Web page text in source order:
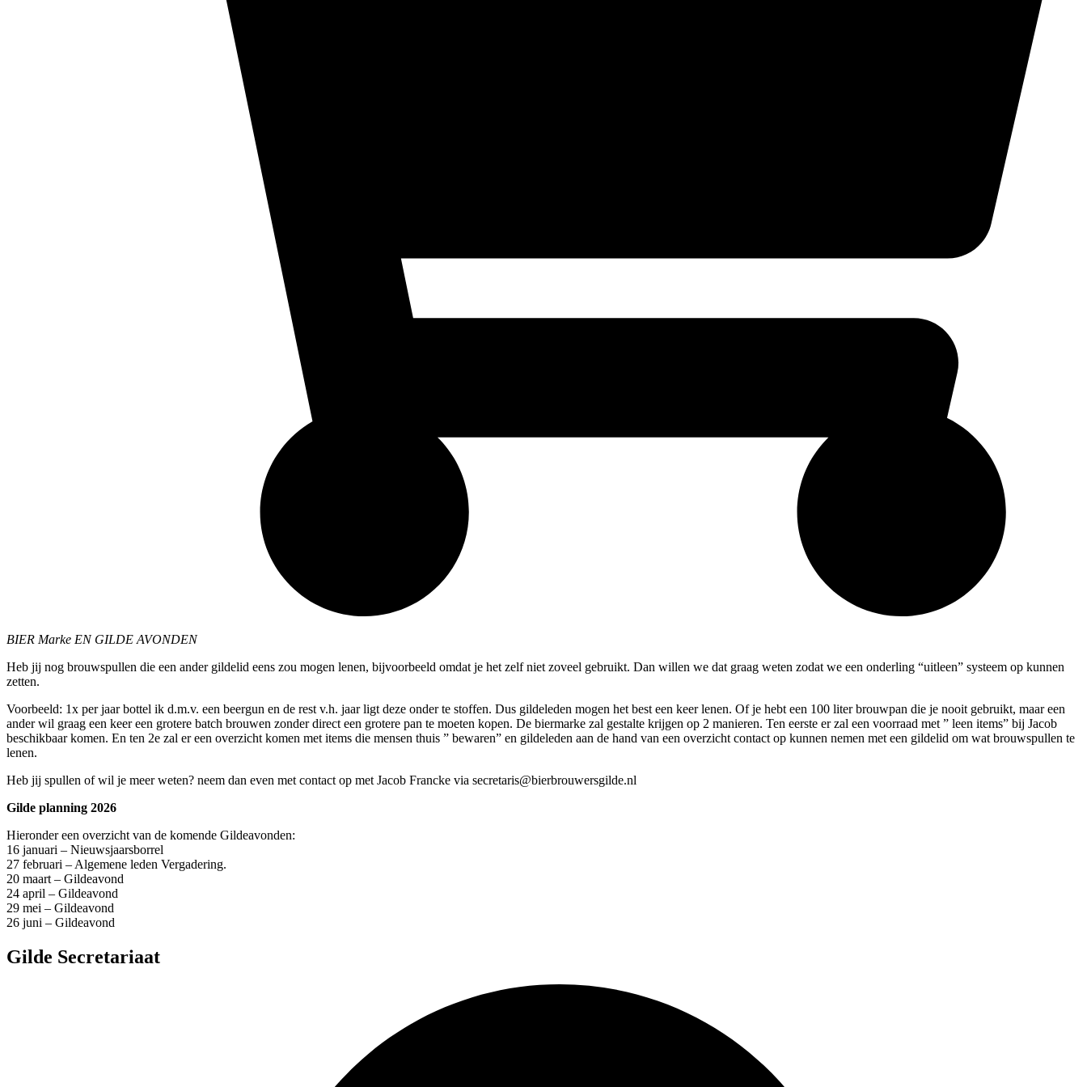
BIER Marke EN GILDE AVONDEN
Heb jij nog brouwspullen die een ander gildelid eens zou mogen lenen, bijvoorbeeld omdat je het zelf niet zoveel gebruikt. Dan willen we dat graag weten zodat we een onderling “uitleen” systeem op kunnen
zetten.
Voorbeeld: 1x per jaar bottel ik d.m.v. een beergun en de rest v.h. jaar ligt deze onder te stoffen. Dus gildeleden mogen het best een keer lenen. Of je hebt een 100 liter brouwpan die je nooit gebruikt, maar een
ander wil graag een keer een grotere batch brouwen zonder direct een grotere pan te moeten kopen. De biermarke zal gestalte krijgen op 2 manieren. Ten eerste er zal een voorraad met ” leen items” bij Jacob
beschikbaar komen. En ten 2e zal er een overzicht komen met items die mensen thuis ” bewaren” en gildeleden aan de hand van een overzicht contact op kunnen nemen met een gildelid om wat brouwspullen te
lenen.
Heb jij spullen of wil je meer weten? neem dan even met contact op met Jacob Francke via secretaris@bierbrouwersgilde.nl
Gilde planning 2026
Hieronder een overzicht van de komende Gildeavonden:
16 januari – Nieuwsjaarsborrel
27 februari – Algemene leden Vergadering.
20 maart – Gildeavond
24 april – Gildeavond
29 mei – Gildeavond
26 juni – Gildeavond
Gilde Secretariaat